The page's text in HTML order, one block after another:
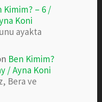
Kimim? – 6 /
Koni
ayakta
Ben Kimim?
/ Ayna Koni
Bera ve